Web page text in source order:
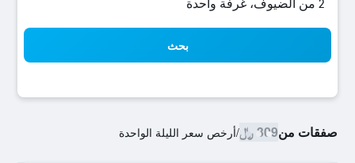
2 من الضيوف، غرفة واحدة
بحث
صفقات من309 ﷼ /أرخص سعر الليلة الواحدة